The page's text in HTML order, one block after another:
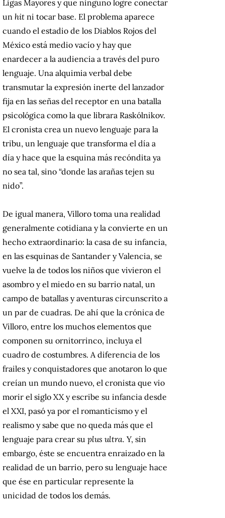
Ligas Mayores y que ninguno logre conectar
un hit ni tocar base. El problema aparece
cuando el estadio de los Diablos Rojos del
México está medio vacío y hay que
enardecer a la audiencia a través del puro
lenguaje. Una alquimia verbal debe
transmutar la expresión inerte del lanzador
fija en las señas del receptor en una batalla
psicológica como la que librara Raskólnikov.
El cronista crea un nuevo lenguaje para la
tribu, un lenguaje que transforma el día a
día y hace que la esquina más recóndita ya
no sea tal, sino “donde las arañas tejen su
nido”.
De igual manera, Villoro toma una realidad
generalmente cotidiana y la convierte en un
hecho extraordinario: la casa de su infancia,
en las esquinas de Santander y Valencia, se
vuelve la de todos los niños que vivieron el
asombro y el miedo en su barrio natal, un
campo de batallas y aventuras circunscrito a
un par de cuadras. De ahí que la crónica de
Villoro, entre los muchos elementos que
componen su ornitorrinco, incluya el
cuadro de costumbres. A diferencia de los
frailes y conquistadores que anotaron lo que
creían un mundo nuevo, el cronista que vio
morir el siglo XX y escribe su infancia desde
el XXI, pasó ya por el romanticismo y el
realismo y sabe que no queda más que el
lenguaje para crear su plus ultra. Y, sin
embargo, éste se encuentra enraizado en la
realidad de un barrio, pero su lenguaje hace
que ése en particular represente la
unicidad de todos los demás.